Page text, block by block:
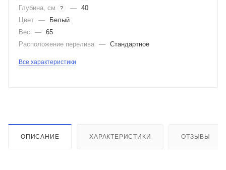
Глубина, см
? — 40
Цвет —
Белый
Вес
— 65
Расположение перелива — Стандартное
Все характеристики
ОПИСАНИЕ ХАРАКТЕРИСТИКИ ОТЗЫВЫ